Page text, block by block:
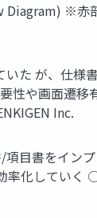
Diagram) ※
た が、仕様
性や画面遷移
Inc.
目書をイン
率化していく